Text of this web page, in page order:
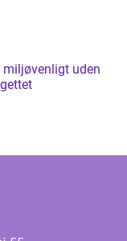
uden